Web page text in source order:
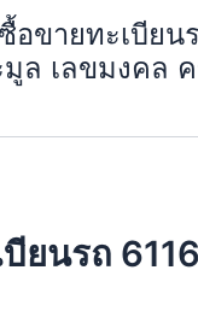
อขายทะเบียน
ล เลขมงคล
ยนรถ 6116